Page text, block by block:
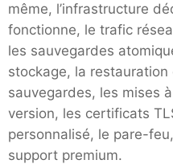
même, l’infrastructure
fonctionne, le trafic
les sauvegardes
stockage, la
sauvegardes, les mises
version, les certificats
personnalisé, le pare-
support premium.